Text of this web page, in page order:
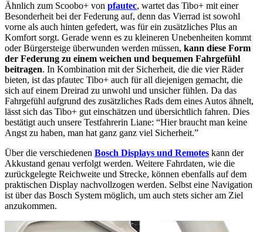
Ähnlich zum Scoobo+ von pfautec, wartet das Tibo+ mit einer
Besonderheit bei der Federung auf, denn das Vierrad ist sowohl
vorne als auch hinten gefedert, was für ein zusätzliches Plus an
Komfort sorgt. Gerade wenn es zu kleineren Unebenheiten kommt
oder Bürgersteige überwunden werden müssen, kann diese Form
der Federung zu einem weichen und bequemen Fahrgefühl
beitragen. In Kombination mit der Sicherheit, die die vier Räder
bieten, ist das pfautec Tibo+ auch für all diejenigen gemacht, die
sich auf einem Dreirad zu unwohl und unsicher fühlen. Da das
Fahrgefühl aufgrund des zusätzliches Rads dem eines Autos ähnelt,
lässt sich das Tibo+ gut einschätzen und übersichtlich fahren. Dies
bestätigt auch unsere Testfahrerin Liane: “Hier braucht man keine
Angst zu haben, man hat ganz ganz viel Sicherheit.”
Über die verschiedenen Bosch Displays und Remotes kann der
Akkustand genau verfolgt werden. Weitere Fahrdaten, wie die
zurückgelegte Reichweite und Strecke, können ebenfalls auf dem
praktischen Display nachvollzogen werden. Selbst eine Navigation
ist über das Bosch System möglich, um auch stets sicher am Ziel
anzukommen.